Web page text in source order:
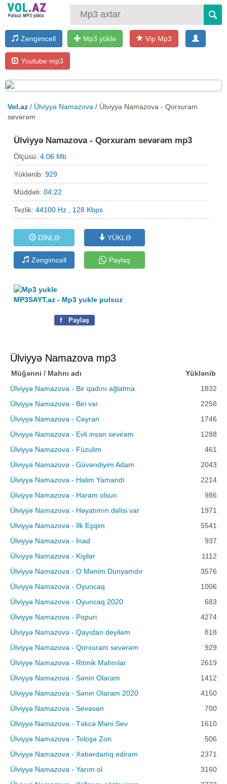
Zengimcell Mp3 yüklə Vip Mp3
Youtube mp3
Vol.az / Ülviyyə Namazova / Ülviyyə Namazova - Qorxuram
sevərəm
Ülviyyə Namazova - Qorxuram sevərəm mp3
Ölçüsü:4.06 Mb
Yüklənib:929
Müddəti:04:22
Tezlik:44100 Hz , 128 Kbps
DİNLƏ YÜKLƏ
Zengimcell Paylaş
MP3SAYT.az - Mp3 yukle pulsuz
f Paylaş
Ülviyyə Namazova mp3
Müğənni / Mahnı adı
Yüklənib
Ülviyyə Namazova - Bir qadını ağlatma
1832
Ülviyyə Namazova - Biri var
2258
Ülviyyə Namazova - Ceyran
1746
Ülviyyə Namazova - Evli insan sevirəm
1288
Ülviyyə Namazova - Füzulim
461
Ülviyyə Namazova - Güvəndiyim Adam
2043
Ülviyyə Namazova - Halim Yamandı
2214
Ülviyyə Namazova - Haram olsun
986
Ülviyyə Namazova - Həyatımın dəlisi var
1971
Ulviyyə Namazova - İlk Eşqim
5541
Ülviyyə Namazova - İnad
937
Ülviyyə Namazova - Kişilər
1112
Ülviyyə Namazova - O Mənim Dünyamdır
3576
Ülviyyə Namazova - Oyuncaq
1006
Ülviyyə Namazova - Oyuncaq 2020
683
Ülviyyə Namazova - Popuri
4274
Ülviyyə Namazova - Qayıdan deyiləm
818
Ülviyyə Namazova - Qorxuram sevərəm
929
Ülviyye Namazova - Ritmik Mahnılar
2619
Ülviyyə Namazova - Sənin Olaram
1412
Ulviyyə Namazova - Sənin Olaram 2020
4150
Ülviyyə Namazova - Sevəsən
700
Ülviyyə Namazova - Təkcə Məni Sev
1610
Ülviyyə Namazova - Toloşə Zon
506
Ülviyyə Namazova - Xəbərdarlıq edirəm
2371
Ülviyyə Namazova - Yarım ol
3160